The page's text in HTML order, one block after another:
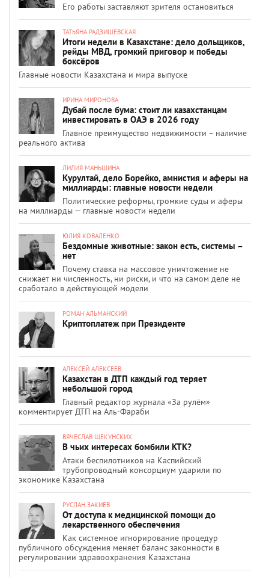
Его работы заставляют зрителя остановиться
ТАТЬЯНА РАДЗИШЕВСКАЯ
Итоги недели в Казахстане: дело дольщиков,
рейды МВД, громкий приговор и победы
боксёров
Главные новости Казахстана и мира выпуске
ИРИНА МИРОНОВА
Дубай после бума: стоит ли казахстанцам
инвестировать в ОАЭ в 2026 году
Главное преимущество недвижимости – наличие
реального актива
ЛИЛИЯ МАНЬШИНА
Курултай, дело Борейко, амнистия и аферы на
миллиарды: главные новости недели
Политические реформы, громкие суды и аферы
на миллиарды — главные новости недели
ЮЛИЯ КОВАЛЕНКО
Бездомные животные: закон есть, системы –
нет
Почему ставка на массовое уничтожение не
снижает ни численность, ни риски, и что на самом деле не
сработало в действующей модели
РОМАН АЛЬМАНСКИЙ
Криптоплатеж при Президенте
АЛЕКСЕЙ АЛЕКСЕЕВ
Казахстан в ДТП каждый год теряет
небольшой город
Главный редактор журнала «За рулём»
комментирует ДТП на Аль-Фараби
ВЯЧЕСЛАВ ЩЕКУНСКИХ
В чьих интересах бомбили КТК?
Атаки беспилотников на Каспийский
трубопроводный консорциум ударили по
экономике Казахстана
РУСЛАН ЗАКИЕВ
От доступа к медицинской помощи до
лекарственного обеспечения
Как системное игнорирование процедур
публичного обсуждения меняет баланс законности в
регулировании здравоохранения Казахстана